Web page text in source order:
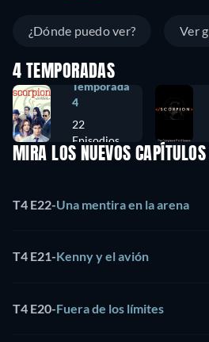
¿Dónde puedo ver? Ver
4 TEMPORADAS
Temporada
4
22
Episodios
MIRA LOS NUEVOS CAPÍTULOS
T4 E22-Una mentira en la arena
T4 E21-Kenny y el avión
T4 E20-Fuera de los límites